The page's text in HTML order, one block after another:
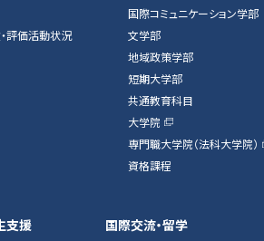
評価活動状況
国際コミュニケーション学部
文学部
地域政策学部
短期大学部
共通教育科目
大学院
専門職大学院（法科大学院）
資格課程
支援 国際交流・留学